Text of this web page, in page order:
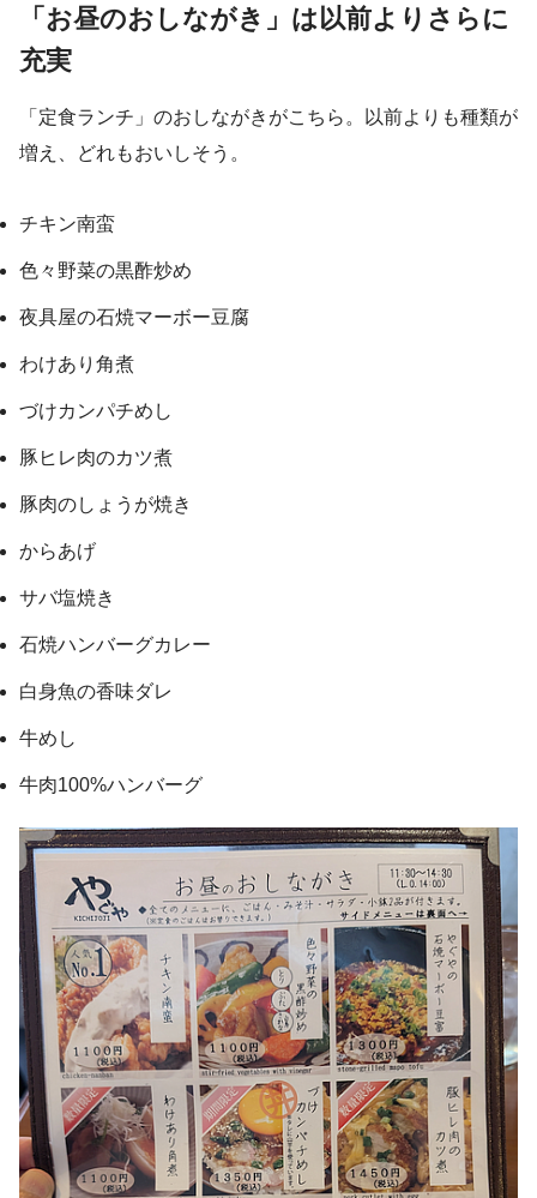
「お昼のおしながき」は以前よりさらに
充実
「定食ランチ」のおしながきがこちら。以前よりも種類が
増え、どれもおいしそう。
チキン南蛮
色々野菜の黒酢炒め
夜具屋の石焼マーボー豆腐
わけあり角煮
づけカンパチめし
豚ヒレ肉のカツ煮
豚肉のしょうが焼き
からあげ
サバ塩焼き
石焼ハンバーグカレー
白身魚の香味ダレ
牛めし
牛肉100%ハンバーグ